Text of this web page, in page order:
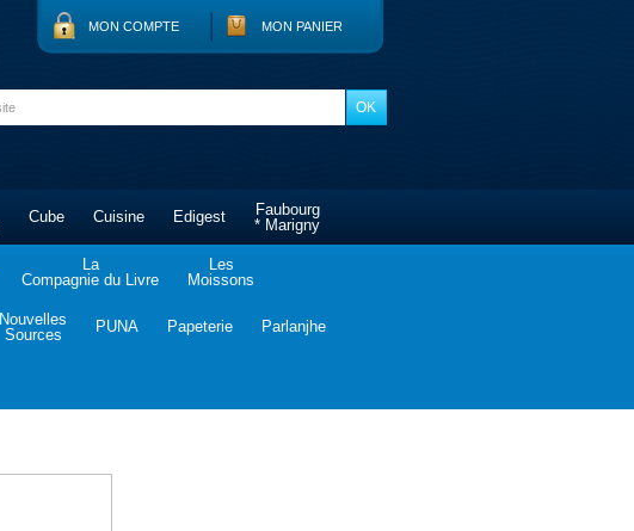
MON COMPTE MON PANIER
Cube Cuisine Edigest
Faubourg
* Marigny
La
Compagnie du Livre
Les
Moissons
Nouvelles
Sources
PUNA Papeterie Parlanjhe